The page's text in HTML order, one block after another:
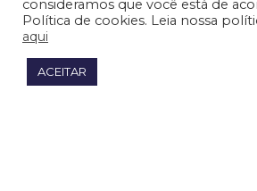
consideramos que você está de
Política de cookies. Leia nossa
aqui
ACEITAR